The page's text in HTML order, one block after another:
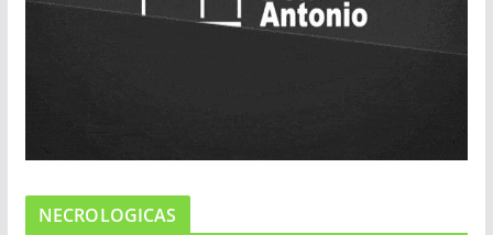
NECROLOGICAS